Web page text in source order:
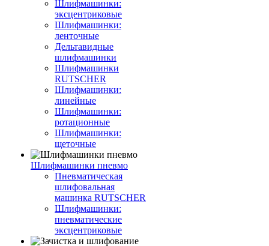
Шлифмашинки:
эксцентриковые
Шлифмашинки:
ленточные
Дельтавидные
шлифмашинки
Шлифмашинки
RUTSCHER
Шлифмашинки:
линейные
Шлифмашинки:
ротационные
Шлифмашинки:
щеточные
Шлифмашинки пневмо
Пневматическая
шлифовальная
машинка RUTSCHER
Шлифмашинки:
пневматические
эксцентриковые